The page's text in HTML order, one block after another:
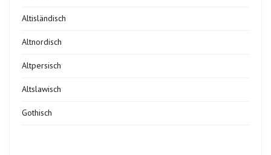
Altisländisch
Altnordisch
Altpersisch
Altslawisch
Gothisch